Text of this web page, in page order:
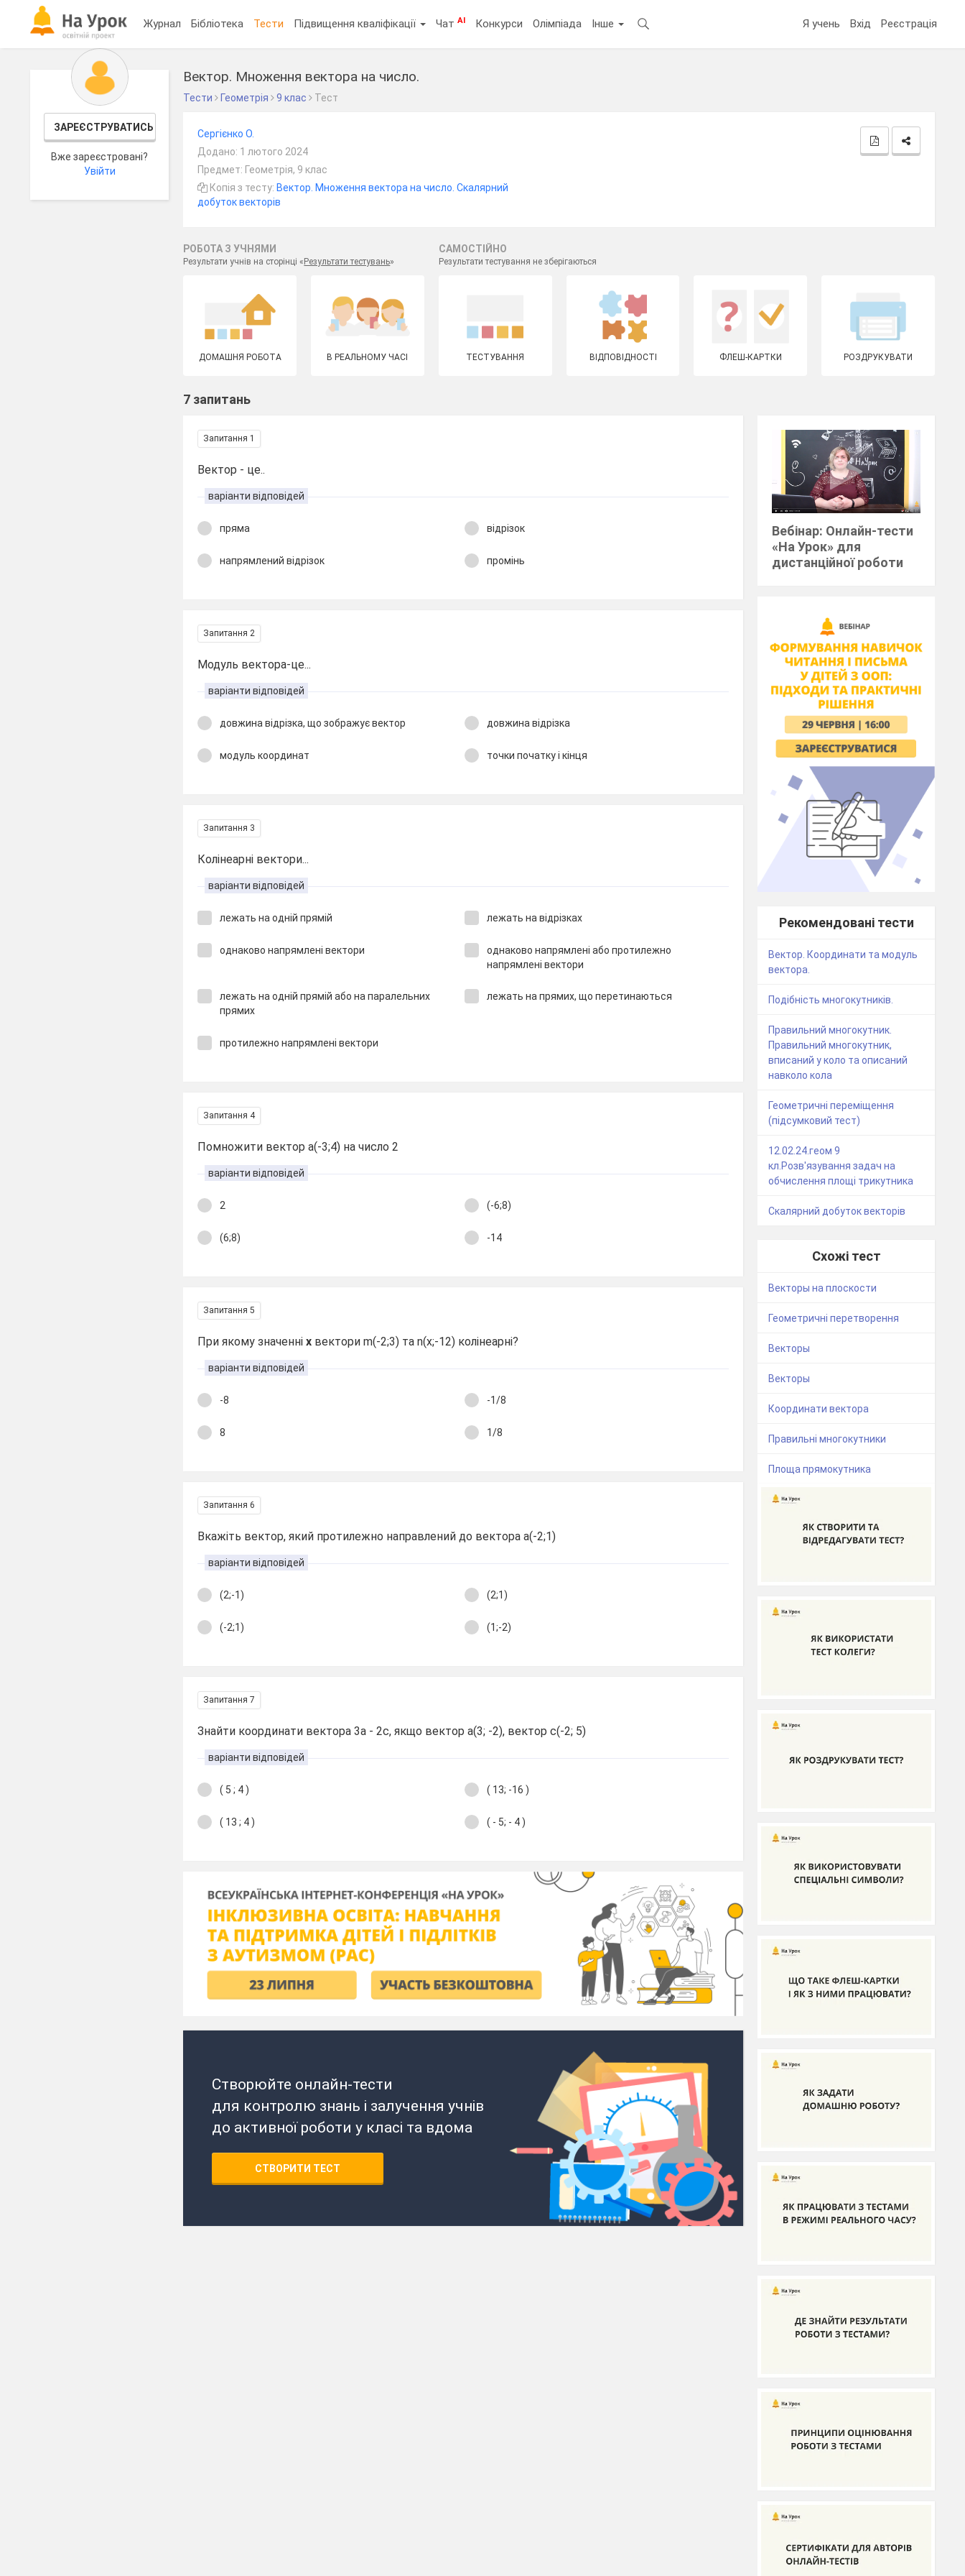
Журнал Бібліотека Тести Підвищення кваліфікації ЧатAI Конкурси Олімпіада Інше Я учень Вхід Реєстрація
ЗАРЕЄСТРУВАТИСЬ
Вже зареєстровані?
Увійти
Вектор. Множення вектора на число.
Тести Геометрія 9 клас Тест
Сергієнко О.
Додано: 1 лютого 2024
Предмет: Геометрія, 9 клас
Копія з тесту: Вектор. Множення вектора на число. Скалярний
добуток векторів
РОБОТА З УЧНЯМИ
Результати учнів на сторінці « Результати тестувань»
САМОСТІЙНО
Результати тестування не зберігаються
ДОМАШНЯ РОБОТА В РЕАЛЬНОМУ ЧАСІ ТЕСТУВАННЯ ВІДПОВІДНОСТІ ФЛЕШ-КАРТКИ РОЗДРУКУВАТИ
7 запитань
Запитання 1
Вектор - це..
варіанти відповідей
пряма відрізок
напрямлений відрізок промінь
Запитання 2
Модуль вектора-це...
варіанти відповідей
довжина відрізка, що зображує вектор довжина відрізка
модуль координат точки початку і кінця
Запитання 3
Колінеарні вектори...
варіанти відповідей
лежать на одній прямій лежать на відрізках
однаково напрямлені вектори
однаково напрямлені або протилежно
напрямлені вектори
лежать на одній прямій або на паралельних
прямих
лежать на прямих, що перетинаються
протилежно напрямлені вектори
Запитання 4
Помножити вектор a(-3;4) на число 2
варіанти відповідей
2 (-6;8)
(6;8) -14
Запитання 5
При якому значенніх вектори m(-2;3) та n(х;-12) колінеарні?
варіанти відповідей
-8 -1/8
8 1/8
Запитання 6
Вкажіть вектор, який протилежно направлений до вектора а(-2;1)
варіанти відповідей
(2;-1) (2;1)
(-2;1) (1;-2)
Запитання 7
Знайти координати вектора 3а - 2с, якщо вектор а(3; -2), вектор с(-2; 5)
варіанти відповідей
( 5 ; 4 ) ( 13; -16 )
( 13 ; 4 ) ( - 5; - 4 )
Створюйте онлайн-тести
для контролю знань і залучення учнів
до активної роботи у класі та вдома
СТВОРИТИ ТЕСТ
Вебінар: Онлайн-тести
«На Урок» для
дистанційної роботи
Рекомендовані тести
Вектор. Координати та модуль
вектора.
Подібність многокутників.
Правильний многокутник.
Правильний многокутник,
вписаний у коло та описаний
навколо кола
Геометричні переміщення
(підсумковий тест)
12.02.24.геом 9
кл.Розв'язування задач на
обчислення площі трикутника
Скалярний добуток векторів
Схожі тест
Векторы на плоскости
Геометричні перетворення
Векторы
Векторы
Координати вектора
Правильні многокутники
Площа прямокутника